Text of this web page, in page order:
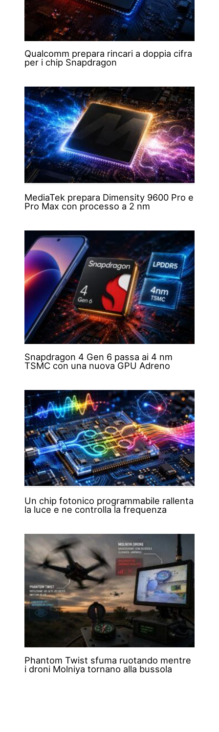
Qualcomm prepara rincari a doppia cifra
per i chip Snapdragon
MediaTek prepara Dimensity 9600 Pro e
Pro Max con processo a 2 nm
Snapdragon 4 Gen 6 passa ai 4 nm
TSMC con una nuova GPU Adreno
Un chip fotonico programmabile rallenta
la luce e ne controlla la frequenza
Phantom Twist sfuma ruotando mentre
i droni Molniya tornano alla bussola